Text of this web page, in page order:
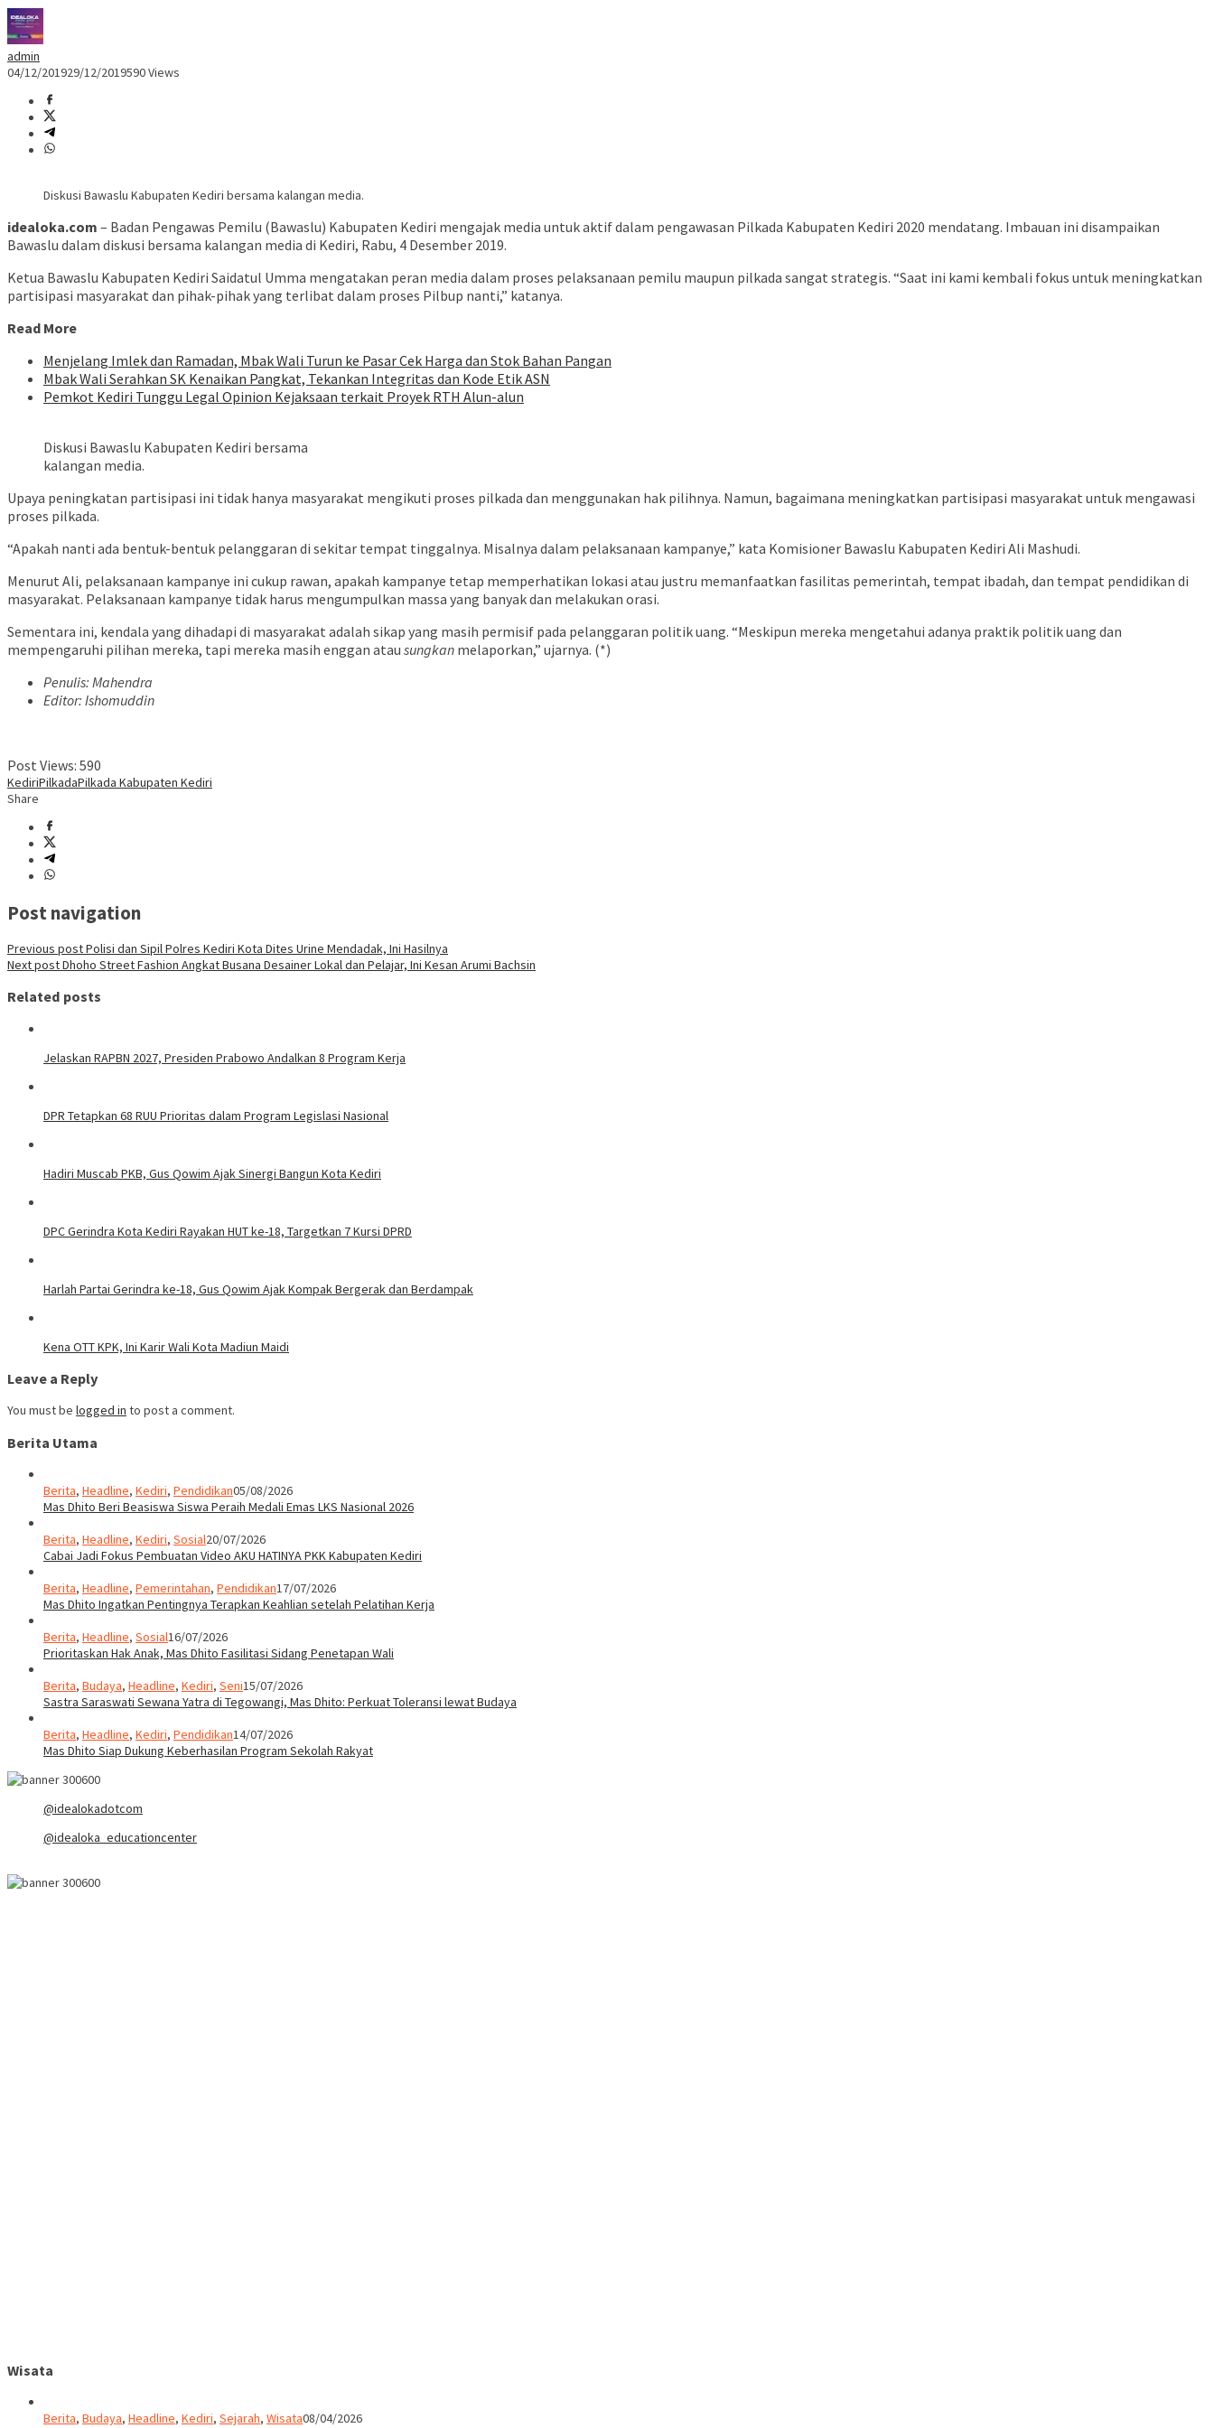
admin
04/12/201929/12/2019590 Views
Diskusi Bawaslu Kabupaten Kediri bersama kalangan media.
idealoka.com – Badan Pengawas Pemilu (Bawaslu) Kabupaten Kediri mengajak media untuk aktif dalam pengawasan Pilkada Kabupaten Kediri 2020 mendatang. Imbauan ini disampaikan
Bawaslu dalam diskusi bersama kalangan media di Kediri, Rabu, 4 Desember 2019.
Ketua Bawaslu Kabupaten Kediri Saidatul Umma mengatakan peran media dalam proses pelaksanaan pemilu maupun pilkada sangat strategis. “Saat ini kami kembali fokus untuk meningkatkan
partisipasi masyarakat dan pihak-pihak yang terlibat dalam proses Pilbup nanti,” katanya.
Read More
Menjelang Imlek dan Ramadan, Mbak Wali Turun ke Pasar Cek Harga dan Stok Bahan Pangan
Mbak Wali Serahkan SK Kenaikan Pangkat, Tekankan Integritas dan Kode Etik ASN
Pemkot Kediri Tunggu Legal Opinion Kejaksaan terkait Proyek RTH Alun-alun
Diskusi Bawaslu Kabupaten Kediri bersama
kalangan media.
Upaya peningkatan partisipasi ini tidak hanya masyarakat mengikuti proses pilkada dan menggunakan hak pilihnya. Namun, bagaimana meningkatkan partisipasi masyarakat untuk mengawasi
proses pilkada.
“Apakah nanti ada bentuk-bentuk pelanggaran di sekitar tempat tinggalnya. Misalnya dalam pelaksanaan kampanye,” kata Komisioner Bawaslu Kabupaten Kediri Ali Mashudi.
Menurut Ali, pelaksanaan kampanye ini cukup rawan, apakah kampanye tetap memperhatikan lokasi atau justru memanfaatkan fasilitas pemerintah, tempat ibadah, dan tempat pendidikan di
masyarakat. Pelaksanaan kampanye tidak harus mengumpulkan massa yang banyak dan melakukan orasi.
Sementara ini, kendala yang dihadapi di masyarakat adalah sikap yang masih permisif pada pelanggaran politik uang. “Meskipun mereka mengetahui adanya praktik politik uang dan
mempengaruhi pilihan mereka, tapi mereka masih enggan atau sungkan melaporkan,” ujarnya. (*)
Penulis: Mahendra
Editor: Ishomuddin
Post Views: 590
KediriPilkadaPilkada Kabupaten Kediri
Share
Post navigation
Previous postPolisi dan Sipil Polres Kediri Kota Dites Urine Mendadak, Ini Hasilnya
Next postDhoho Street Fashion Angkat Busana Desainer Lokal dan Pelajar, Ini Kesan Arumi Bachsin
Related posts
Jelaskan RAPBN 2027, Presiden Prabowo Andalkan 8 Program Kerja
DPR Tetapkan 68 RUU Prioritas dalam Program Legislasi Nasional
Hadiri Muscab PKB, Gus Qowim Ajak Sinergi Bangun Kota Kediri
DPC Gerindra Kota Kediri Rayakan HUT ke-18, Targetkan 7 Kursi DPRD
Harlah Partai Gerindra ke-18, Gus Qowim Ajak Kompak Bergerak dan Berdampak
Kena OTT KPK, Ini Karir Wali Kota Madiun Maidi
Leave a Reply
You must be logged in to post a comment.
Berita Utama
Berita, Headline, Kediri, Pendidikan05/08/2026
Mas Dhito Beri Beasiswa Siswa Peraih Medali Emas LKS Nasional 2026
Berita, Headline, Kediri, Sosial20/07/2026
Cabai Jadi Fokus Pembuatan Video AKU HATINYA PKK Kabupaten Kediri
Berita, Headline, Pemerintahan, Pendidikan17/07/2026
Mas Dhito Ingatkan Pentingnya Terapkan Keahlian setelah Pelatihan Kerja
Berita, Headline, Sosial16/07/2026
Prioritaskan Hak Anak, Mas Dhito Fasilitasi Sidang Penetapan Wali
Berita, Budaya, Headline, Kediri, Seni15/07/2026
Sastra Saraswati Sewana Yatra di Tegowangi, Mas Dhito: Perkuat Toleransi lewat Budaya
Berita, Headline, Kediri, Pendidikan14/07/2026
Mas Dhito Siap Dukung Keberhasilan Program Sekolah Rakyat
@idealokadotcom
@idealoka_educationcenter
Wisata
Berita, Budaya, Headline, Kediri, Sejarah, Wisata08/04/2026